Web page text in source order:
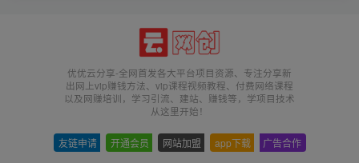
优优云分享-全网首发各大平台项目资源、专注分享新
出网上vip赚钱方法、vip课程视频教程、付费网络课程
以及网赚培训，学习引流、建站、赚钱等，学项目技术
从这里开始！
友链申请 开通会员 网站加盟 app下载 广告合作